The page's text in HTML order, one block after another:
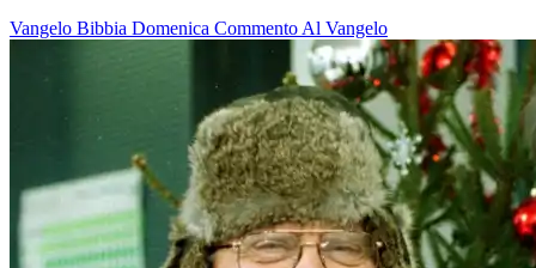
Vangelo Bibbia Domenica Commento Al Vangelo